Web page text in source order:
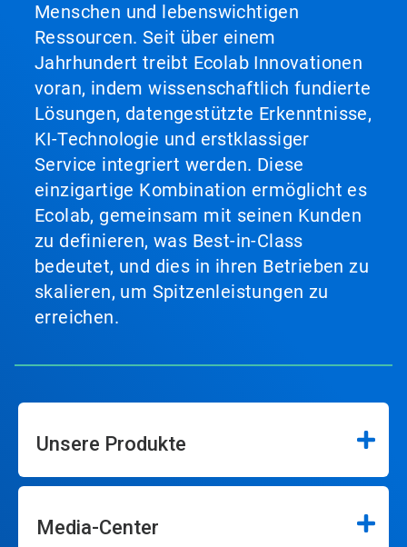
Menschen und lebenswichtigen
Ressourcen. Seit über einem
Jahrhundert treibt Ecolab Innovationen
voran, indem wissenschaftlich fundierte
Lösungen, datengestützte Erkenntnisse,
KI-Technologie und erstklassiger
Service integriert werden. Diese
einzigartige Kombination ermöglicht es
Ecolab, gemeinsam mit seinen Kunden
zu definieren, was Best-in-Class
bedeutet, und dies in ihren Betrieben zu
skalieren, um Spitzenleistungen zu
erreichen.
Unsere Produkte
Media-Center